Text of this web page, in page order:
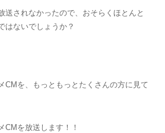
送されなかったので、おそらくほとんと
はないでしょうか？
CMを、もっともっとたくさんの方に見て
CMを放送します！！